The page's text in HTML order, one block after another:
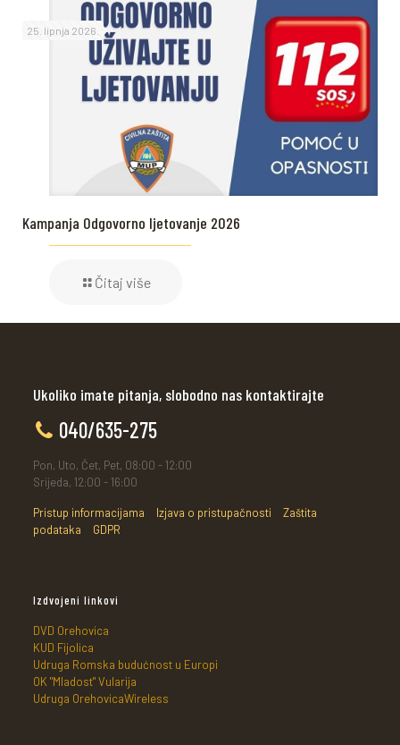
25. lipnja 2026.
Kampanja Odgovorno ljetovanje 2026
Čitaj više
Ukoliko imate pitanja, slobodno nas kontaktirajte
040/635-275
Pon, Uto, Čet, Pet, 08:00 - 12:00
Srijeda, 12:00 - 16:00
Pristup informacijama Izjava o pristupačnosti
Zaštita
podataka
GDPR
Izdvojeni linkovi
DVD Orehovica
KUD Fijolica
Udruga Romska budućnost u Europi
OK "Mladost" Vularija
Udruga OrehovicaWireless